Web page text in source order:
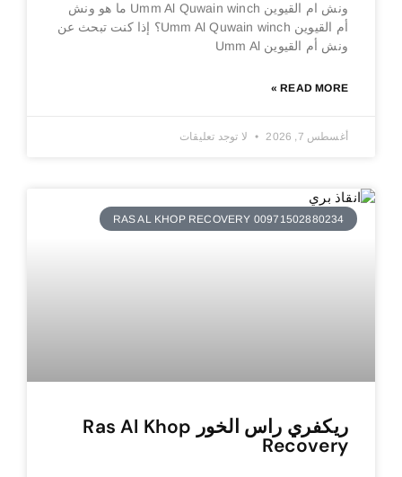
ونش ام القيوين Umm Al Quwain winch ما هو ونش
أم القيوين Umm Al Quwain winch؟ إذا كنت تبحث عن
ونش أم القيوين Umm Al
READ MORE »
أغسطس 7, 2026 لا توجد تعليقات
RAS AL KHOP RECOVERY 00971502880234
ريكفري راس الخور Ras Al Khop
Recovery